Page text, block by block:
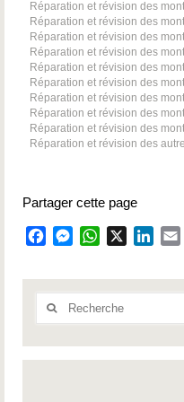
Réparation et révision des
Réparation et révision des
Réparation et révision des
Réparation et révision des
Réparation et révision des
Réparation et révision des
Réparation et révision des
Réparation et révision des
Réparation et révision des
Réparation et révision des
Partager cette page
FacebookMessenger
WhatsApp